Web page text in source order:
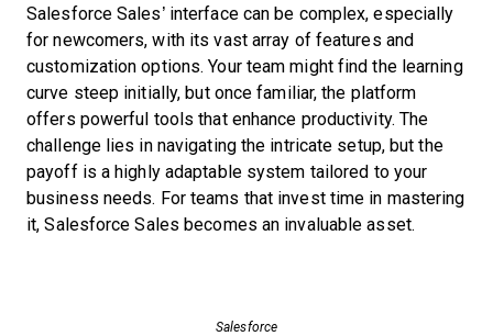
Salesforce Sales’ interface can be complex, especially
for newcomers, with its vast array of features and
customization options. Your team might find the learning
curve steep initially, but once familiar, the platform
offers powerful tools that enhance productivity. The
challenge lies in navigating the intricate setup, but the
payoff is a highly adaptable system tailored to your
business needs. For teams that invest time in mastering
it, Salesforce Sales becomes an invaluable asset.
Salesforce